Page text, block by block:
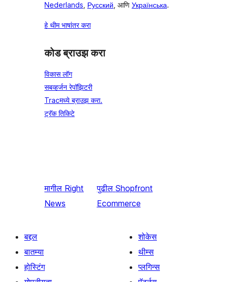
Nederlands, Русский, आणि Українська.
हे थीम भाषांतर करा
कोड ब्राउझ करा
विकास लॉग
सबव्हर्जन रेपॉझिटरी
Tracमध्ये ब्राउझ करा.
ट्रॅक तिकिटे
मागील Right
News
पुढील Shopfront
Ecommerce
बद्दल
बातम्या
होस्टिंग
शोकेस
थीम्स
प्लगिन्स